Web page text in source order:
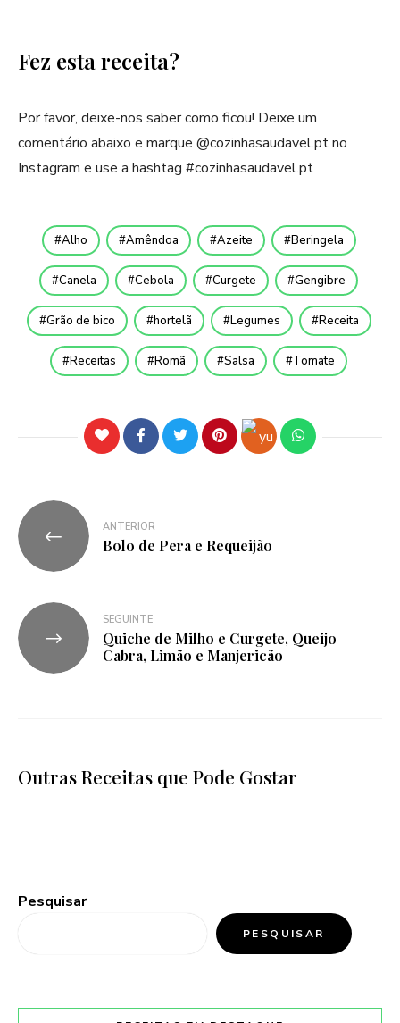
Fez esta receita?
Por favor, deixe-nos saber como ficou! Deixe um
comentário abaixo e marque @cozinhasaudavel.pt no
Instagram e use a hashtag #cozinhasaudavel.pt
Alho Amêndoa Azeite Beringela
Canela Cebola Curgete Gengibre
Grão de bico hortelã Legumes Receita
Receitas Romã Salsa Tomate
ANTERIOR
Bolo de Pera e Requeijão
SEGUINTE
Quiche de Milho e Curgete, Queijo
Cabra, Limão e Manjericão
Outras Receitas que Pode Gostar
Pesquisar
PESQUISAR